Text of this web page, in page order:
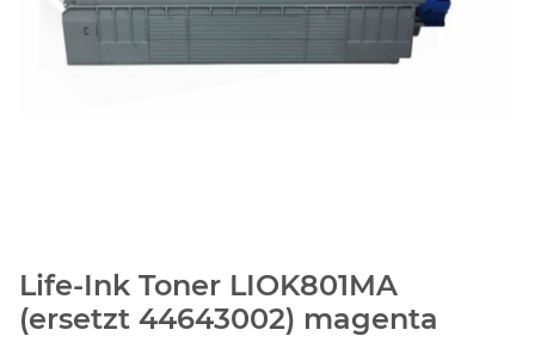
Life-Ink Toner LIOK801MA
(ersetzt 44643002) magenta